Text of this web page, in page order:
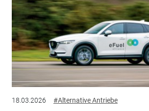
18.03.2026 #Alternative Antriebe